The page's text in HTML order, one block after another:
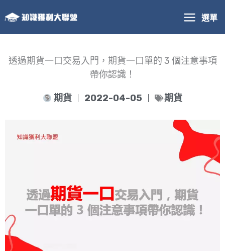
至
主
選單
透過期貨一口交易入門，期貨一口單的 3 個注意事項
帶你認識！
期貨 2022-04-05 期貨